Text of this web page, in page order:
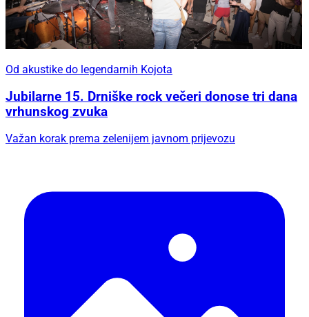
Od akustike do legendarnih Kojota
Jubilarne 15. Drniške rock večeri donose tri dana
vrhunskog zvuka
Važan korak prema zelenijem javnom prijevozu